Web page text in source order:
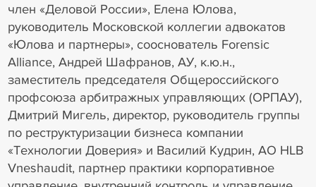
член «Деловой России», Елена Юлова,
руководитель Московской коллегии адвокатов
«Юлова и партнеры», сооснователь Forensic
Alliance, Андрей Шафранов, АУ, к.ю.н.,
заместитель председателя Общероссийского
профсоюза арбитражных управляющих (ОРПАУ),
Дмитрий Мигель, директор, руководитель группы
по реструктуризации бизнеса компании
«Технологии Доверия» и Василий Кудрин, AO HLB
Vneshaudit, партнер практики корпоративное